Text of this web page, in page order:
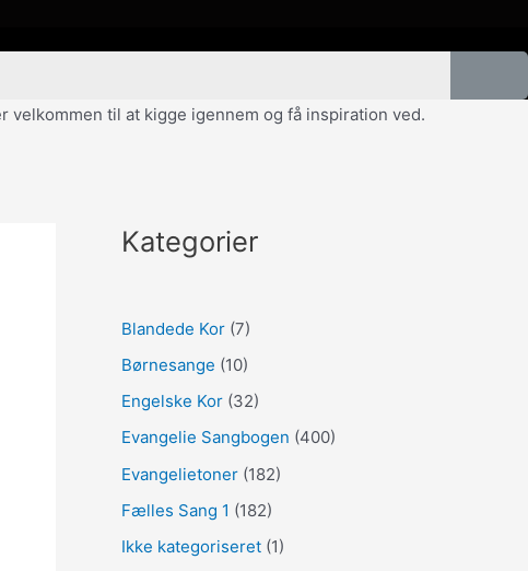
til at kigge igennem og få inspiration ved.
Kategorier
Blandede Kor (7)
Børnesange (10)
Engelske Kor (32)
Evangelie Sangbogen (400)
Evangelietoner (182)
Fælles Sang 1 (182)
Ikke kategoriseret (1)